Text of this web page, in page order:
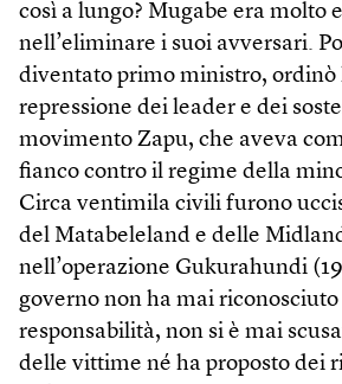
così a lungo? Mugabe era molto
nell’eliminare i suoi avversari.
diventato primo ministro, ordinò
repressione dei leader e dei
movimento Zapu, che aveva
fianco contro il regime della
Circa ventimila civili furono
del Matabeleland e delle
nell’operazione Gukurahundi
governo non ha mai riconosciuto
responsabilità, non si è mai
delle vittime né ha proposto dei